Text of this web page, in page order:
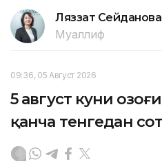
Ляззат Сейданова
Муаллиф
09:36, 05 Август 2026
5 август куни
қанча тенгедан